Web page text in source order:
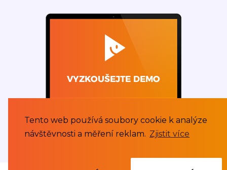
Tento web používá soubory cookie k analýze
návštěvnosti a měření reklam. Zjistit více